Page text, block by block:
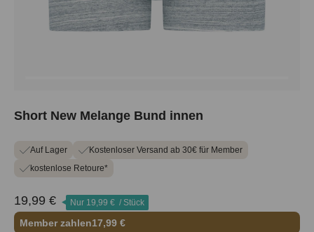
Short New Melange Bund innen
Auf Lager
Kostenloser Versand ab 30€ für Member
kostenlose Retoure*
19,99 € Nur 19,99 € / Stück
Member zahlen17,99 €